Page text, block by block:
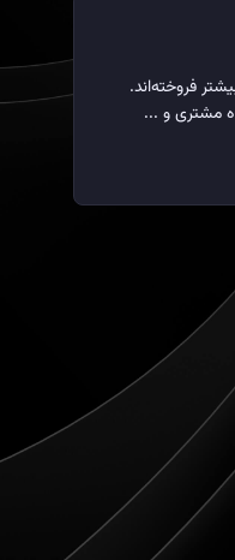
فروخته‌اند.
مشتری و ...